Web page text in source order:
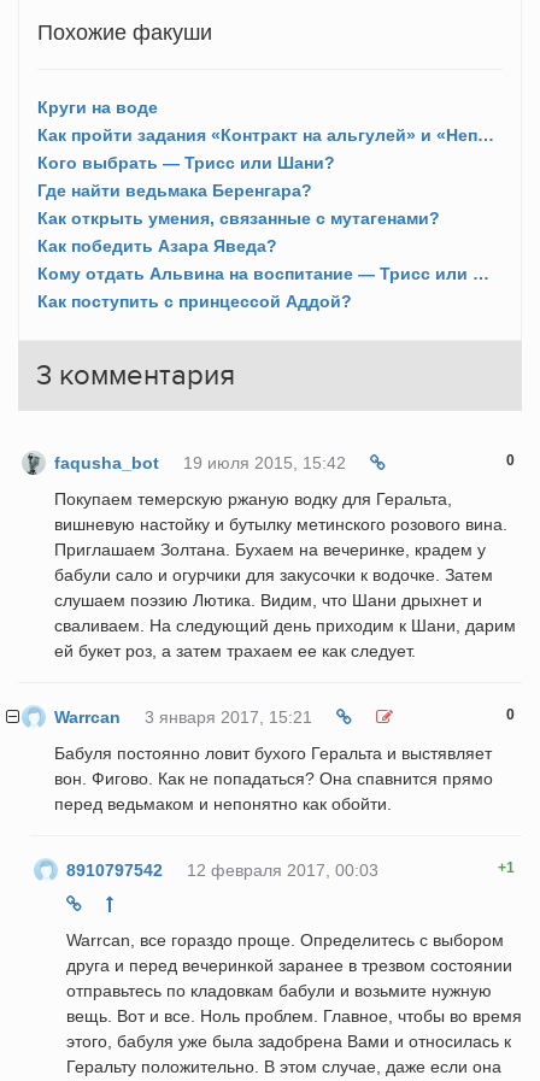
Похожие факуши
Круги на воде
Как пройти задания «Контракт на альгулей» и «Неприкаянный дух»?
Кого выбрать — Трисс или Шани?
Где найти ведьмака Беренгара?
Как открыть умения, связанные с мутагенами?
Как победить Азара Яведа?
Кому отдать Альвина на воспитание — Трисс или Шани?
Как поступить с принцессой Аддой?
3 комментария
faqusha_bot 19 июля 2015, 15:42 0
Покупаем темерскую ржаную водку для Геральта,
вишневую настойку и бутылку метинского розового вина.
Приглашаем Золтана. Бухаем на вечеринке, крадем у
бабули сало и огурчики для закусочки к водочке. Затем
слушаем поэзию Лютика. Видим, что Шани дрыхнет и
сваливаем. На следующий день приходим к Шани, дарим
ей букет роз, а затем трахаем ее как следует.
Warrcan 3 января 2017, 15:21 0
Бабуля постоянно ловит бухого Геральта и выстявляет
вон. Фигово. Как не попадаться? Она спавнится прямо
перед ведьмаком и непонятно как обойти.
8910797542 12 февраля 2017, 00:03 +1
Warrcan, все гораздо проще. Определитесь с выбором
друга и перед вечеринкой заранее в трезвом состоянии
отправьтесь по кладовкам бабули и возьмите нужную
вещь. Вот и все. Ноль проблем. Главное, чтобы во время
этого, бабуля уже была задобрена Вами и относилась к
Геральту положительно. В этом случае, даже если она